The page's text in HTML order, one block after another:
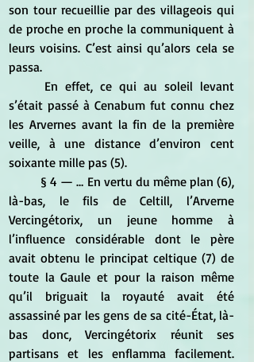
son tour recueillie par des villageois qui
de proche en proche la communiquent à
leurs voisins. C’est ainsi qu’alors cela se
passa.
s’était passé à Cenabum fut connu chez
les Arvernes avant la fin de la première
veille, à une distance d’environ cent
soixante mille pas (5).
là-bas, le fils de Celtill, l’Arverne
Vercingétorix, un jeune homme à
l’influence considérable dont le père
avait obtenu le principat celtique (7) de
toute la Gaule et pour la raison même
qu’il briguait la royauté avait été
assassiné par les gens de sa cité-État, là-
bas donc, Vercingétorix réunit ses
partisans et les enflamma facilement.